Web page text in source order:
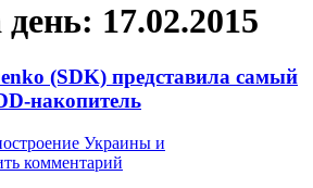
17.02.2015
(SDK) представила самый
накопитель
Украины и
комментарий